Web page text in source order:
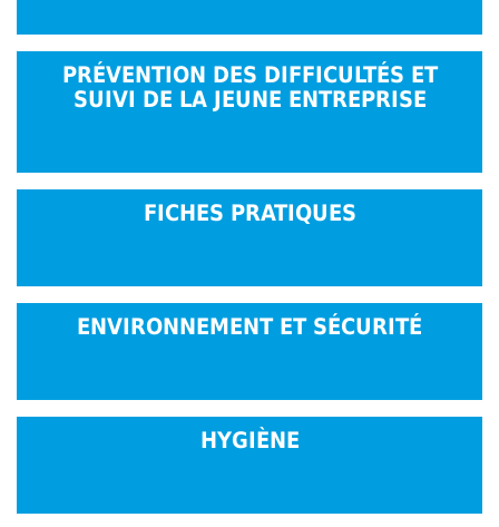
PRÉVENTION DES DIFFICULTÉS ET
SUIVI DE LA JEUNE ENTREPRISE
FICHES PRATIQUES
ENVIRONNEMENT ET SÉCURITÉ
HYGIÈNE